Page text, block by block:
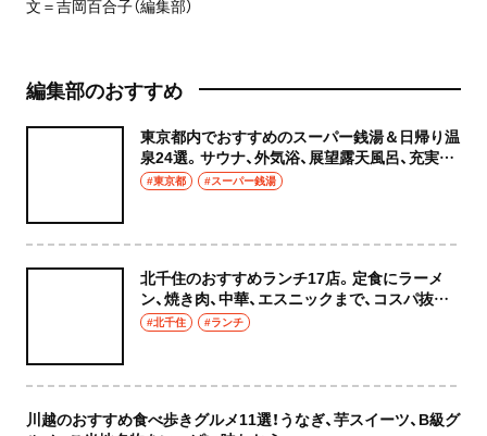
文＝吉岡百合子（編集部）
編集部のおすすめ
東京都内でおすすめのスーパー銭湯＆日帰り温
泉24選。サウナ、外気浴、展望露天風呂、充実の
癒やし空間へ
#東京都 #スーパー銭湯
北千住のおすすめランチ17店。定食にラーメ
ン、焼き肉、中華、エスニックまで、コスパ抜群
な店もおしゃれな店も網羅してご紹介！
#北千住 #ランチ
川越のおすすめ食べ歩きグルメ11選！うなぎ、芋スイーツ、B級グ